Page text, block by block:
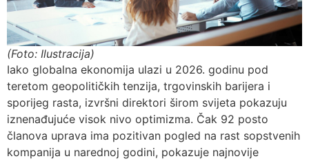
(Foto: Ilustracija)
Iako globalna ekonomija ulazi u 2026. godinu pod
teretom geopolitičkih tenzija, trgovinskih barijera i
sporijeg rasta, izvršni direktori širom svijeta pokazuju
iznenađujuće visok nivo optimizma. Čak 92 posto
članova uprava ima pozitivan pogled na rast sopstvenih
kompanija u narednoj godini, pokazuje najnovije